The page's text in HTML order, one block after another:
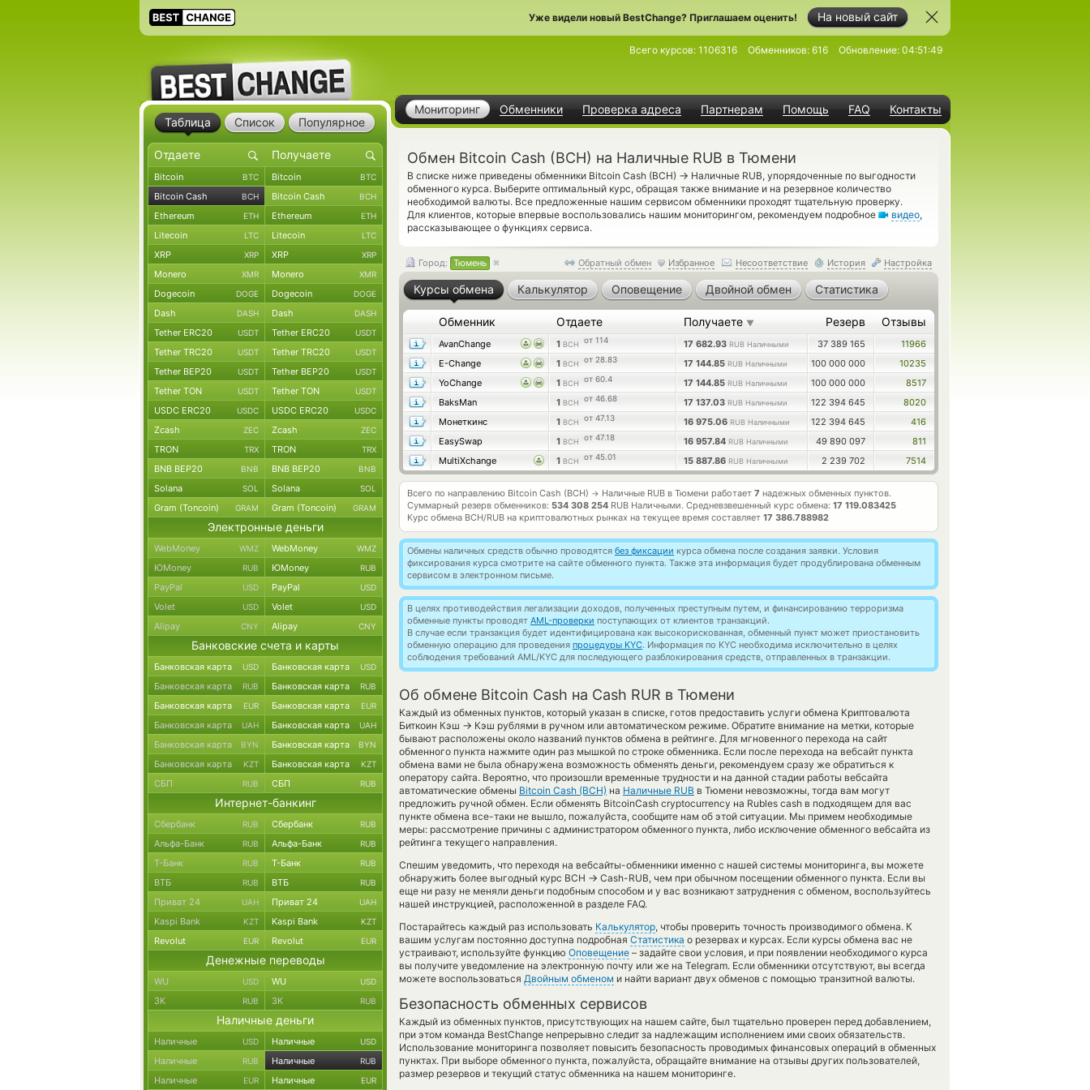
На новый сайт
Уже видели новый BestChange? Приглашаем оценить!
Мониторинг Обменники Проверка адреса Партнерам Помощь FAQ Контакты
Всего курсов: 1106316 Обменников: 616 Обновление: 04:51:49
Обмен Bitcoin Cash (BCH) на Наличные RUB в Тюмени
В списке ниже приведены обменники Bitcoin Cash (BCH) → Наличные RUB, упорядоченные по выгодности
обменного курса. Выберите оптимальный курс, обращая также внимание и на резервное количество
необходимой валюты. Все предложенные нашим сервисом обменники проходят тщательную проверку.
Для клиентов, которые впервые воспользовались нашим мониторингом, рекомендуем подробное
видео,
рассказывающее о функциях сервиса.
Обратный обмен Избранное Несоответствие История Настройка
Город: Тюмень
Курсы обмена Калькулятор Оповещение Двойной обмен Статистика
Обменник Отдаете Получаете ▼ Резерв Отзывы
AvanChange 1 BCH от 114 17 682.93 RUB Наличными 37 389 165
11966
E-Change
1 BCH от 28.83 17 144.85 RUB Наличными 100 000 000
10235
YoChange
1 BCH от 60.4 17 144.85 RUB Наличными 100 000 000
8517
BaksMan
1 BCH от 46.68 17 137.03 RUB Наличными 122 394 645
8020
Монеткинс
1 BCH от 47.13 16 975.06 RUB Наличными 122 394 645
416
EasySwap
1 BCH от 47.18 16 957.84 RUB Наличными 49 890 097
811
MultiXchange
1 BCH от 45.01 15 887.86 RUB Наличными 2 239 702 7514
Всего по направлению Bitcoin Cash (BCH) → Наличные RUB в Тюмени работает 7 надежных обменных пунктов.
Суммарный резерв обменников: 534 308 254 RUB Наличными. Средневзвешенный курс обмена: 17 119.083425
Курс обмена BCH/RUB на криптовалютных рынках на текущее время составляет 17 386.788982
Обмены наличных средств обычно проводятся без фиксации курса обмена после создания заявки. Условия
фиксирования курса смотрите на сайте обменного пункта. Также эта информация будет продублирована обменным
сервисом в электронном письме.
В целях противодействия легализации доходов, полученных преступным путем, и финансированию терроризма
обменные пункты проводят AML-проверки поступающих от клиентов транзакций.
В случае если транзакция будет идентифицирована как высокорискованная, обменный пункт может приостановить
обменную операцию для проведения процедуры KYC. Информация по KYC необходима исключительно в целях
соблюдения требований AML/KYC для последующего разблокирования средств, отправленных в транзакции.
Об обмене Bitcoin Cash на Cash RUR в Тюмени
Каждый из обменных пунктов, который указан в списке, готов предоставить услуги обмена Криптовалюта
Биткоин Кэш → Кэш рублями в ручном или автоматическом режиме. Обратите внимание на метки, которые
бывают расположены около названий пунктов обмена в рейтинге. Для мгновенного перехода на сайт
обменного пункта нажмите один раз мышкой по строке обменника. Если после перехода на вебсайт пункта
обмена вами не была обнаружена возможность обменять деньги, рекомендуем сразу же обратиться к
оператору сайта. Вероятно, что произошли временные трудности и на данной стадии работы вебсайта
автоматические обмены Bitcoin Cash (BCH) на Наличные RUB в Тюмени невозможны, тогда вам могут
предложить ручной обмен. Если обменять BitcoinCash cryptocurrency на Rubles cash в подходящем для вас
пункте обмена все-таки не вышло, пожалуйста, сообщите нам об этой ситуации. Мы примем необходимые
меры: рассмотрение причины с администратором обменного пункта, либо исключение обменного вебсайта из
рейтинга текущего направления.
Спешим уведомить, что переходя на вебсайты-обменники именно с нашей системы мониторинга, вы можете
обнаружить более выгодный курс BCH → Cash-RUB, чем при обычном посещении обменного пункта. Если вы
еще ни разу не меняли деньги подобным способом и у вас возникают затруднения с обменом, воспользуйтесь
нашей инструкцией, расположенной в разделе FAQ.
Постарайтесь каждый раз использовать Калькулятор, чтобы проверить точность производимого обмена. К
вашим услугам постоянно доступна подробная Статистика о резервах и курсах. Если курсы обмена вас не
устраивают, используйте функцию Оповещение – задайте свои условия, и при появлении необходимого курса
вы получите уведомление на электронную почту или же на Telegram. Если обменники отсутствуют, вы всегда
можете воспользоваться Двойным обменом и найти вариант двух обменов с помощью транзитной валюты.
Безопасность обменных сервисов
Каждый из обменных пунктов, присутствующих на нашем сайте, был тщательно проверен перед добавлением,
при этом команда BestChange непрерывно следит за надлежащим исполнением ими своих обязательств.
Использование мониторинга позволяет повысить безопасность проводимых финансовых операций в обменных
пунктах. При выборе обменного пункта, пожалуйста, обращайте внимание на отзывы других пользователей,
размер резервов и текущий статус обменника на нашем мониторинге.
Таблица Список Популярное
Bitcoin BTC Bitcoin BTC
Bitcoin Cash BCH Bitcoin Cash BCH
Ethereum ETH Ethereum ETH
Litecoin LTC Litecoin LTC
XRP XRP XRP XRP
Monero XMR Monero XMR
Dogecoin DOGE Dogecoin DOGE
Dash DASH Dash DASH
Tether ERC20 USDT Tether ERC20 USDT
Tether TRC20 USDT Tether TRC20 USDT
Tether BEP20 USDT Tether BEP20 USDT
Tether TON USDT Tether TON USDT
USDC ERC20 USDC USDC ERC20 USDC
Zcash ZEC Zcash ZEC
TRON TRX TRON TRX
BNB BEP20 BNB BNB BEP20 BNB
Solana SOL Solana SOL
Gram (Toncoin) GRAM Gram (Toncoin) GRAM
Электронные деньги
WebMoney WMZ WebMoney WMZ
ЮMoney RUB ЮMoney RUB
PayPal USD PayPal USD
Volet USD Volet USD
Alipay CNY Alipay CNY
Банковские счета и карты
Банковская карта USD Банковская карта USD
Банковская карта RUB Банковская карта RUB
Банковская карта EUR Банковская карта EUR
Банковская карта UAH Банковская карта UAH
Банковская карта BYN Банковская карта BYN
Банковская карта KZT Банковская карта KZT
СБП RUB СБП RUB
Интернет-банкинг
Сбербанк RUB Сбербанк RUB
Альфа-Банк RUB Альфа-Банк RUB
Т-Банк RUB Т-Банк RUB
ВТБ RUB ВТБ RUB
Приват 24 UAH Приват 24 UAH
Kaspi Bank KZT Kaspi Bank KZT
Revolut EUR Revolut EUR
Денежные переводы
WU USD WU USD
ЗК RUB ЗК RUB
Наличные деньги
Наличные USD Наличные USD
Наличные RUB Наличные RUB
Наличные EUR Наличные EUR